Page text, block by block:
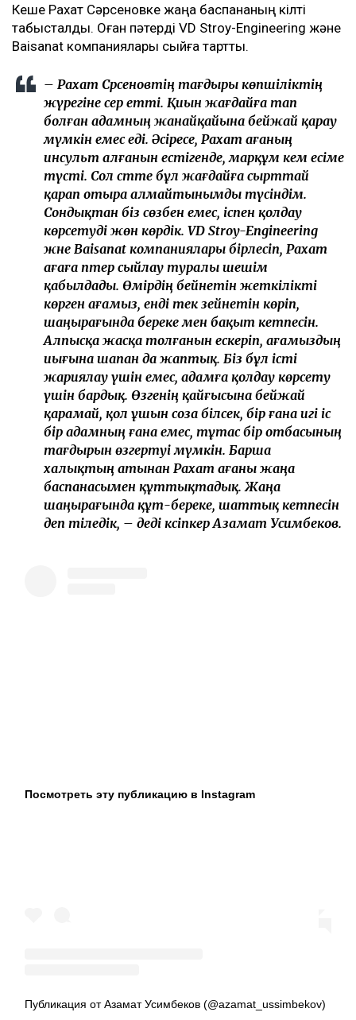
Кеше Рахат Сәрсеновке жаңа баспананың кілті
табысталды. Оған пәтерді VD Stroy-Engineering және
Baisanat компаниялары сыйға тартты.
– Рахат Сәрсеновтің тағдыры көпшіліктің
жүрегіне әсер етті. Қиын жағдайға тап
болған адамның жанайқайына бейжай қарау
мүмкін емес еді. Әсіресе, Рахат ағаның
инсульт алғанын естігенде, марқұм әкем есіме
түсті. Сол сәтте бұл жағдайға сырттай
қарап отыра алмайтынымды түсіндім.
Сондықтан біз сөзбен емес, іспен қолдау
көрсетуді жөн көрдік. VD Stroy-Engineering
және Baisanat компаниялары бірлесіп, Рахат
ағаға пәтер сыйлау туралы шешім
қабылдады. Өмірдің бейнетін жеткілікті
көрген ағамыз, енді тек зейнетін көріп,
шаңырағында береке мен бақыт кетпесін.
Алпысқа жасқа толғанын ескеріп, ағамыздың
иығына шапан да жаптық. Біз бұл істі
жариялау үшін емес, адамға қолдау көрсету
үшін бардық. Өзгенің қайғысына бейжай
қарамай, қол ұшын соза білсек, бір ғана игі іс
бір адамның ғана емес, тұтас бір отбасының
тағдырын өзгертуі мүмкін. Барша
халықтың атынан Рахат ағаны жаңа
баспанасымен құттықтадық. Жаңа
шаңырағында құт-береке, шаттық кетпесін
деп тіледік, – деді кәсіпкер Азамат Усимбеков.
Посмотреть эту публикацию в Instagram
Публикация от Азамат Усимбеков (@azamat_ussimbekov)